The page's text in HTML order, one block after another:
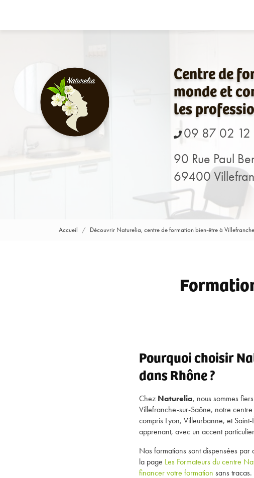
Centre de
monde et
les
09 87 02 12
90 Rue Paul
69400
Accueil Découvrir Naturelia, centre de formation bien-être à
Pourquoi choisir
dans Rhône ?
Chez Naturelia, nous sommes
Villefranche-sur-Saône, notre
compris Lyon, Villeurbanne, et
apprenant, avec un accent
Nos formations sont dispensées
la page Les Formateurs du centre
financer votre formation sans